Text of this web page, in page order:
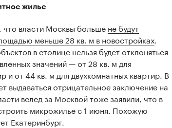
жилье
что власти Москвы больше не будут
меньше 28 кв. м в новостройках
в столице нельзя будет отклоняться
значений — от 28 кв. м для
и от 44 кв. м для двухкомнатных квартир. В
выдаваться отрицательное заключение на
вслед за Москвой тоже заявили, что в
микрожилье с 1 июня. Похожую
Екатеринбург.